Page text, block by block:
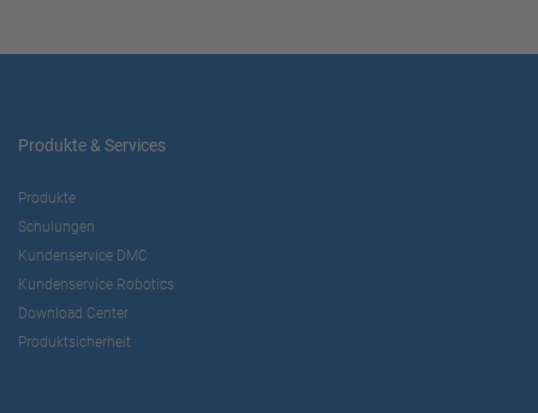
Produkte & Services
Produkte
Schulungen
Kundenservice DMC
Kundenservice Robotics
Download Center
Produktsicherheit